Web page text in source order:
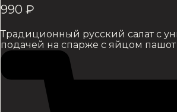
990 ₽
Традиционный русский салат с
подачей на спарже с яйцом пашот